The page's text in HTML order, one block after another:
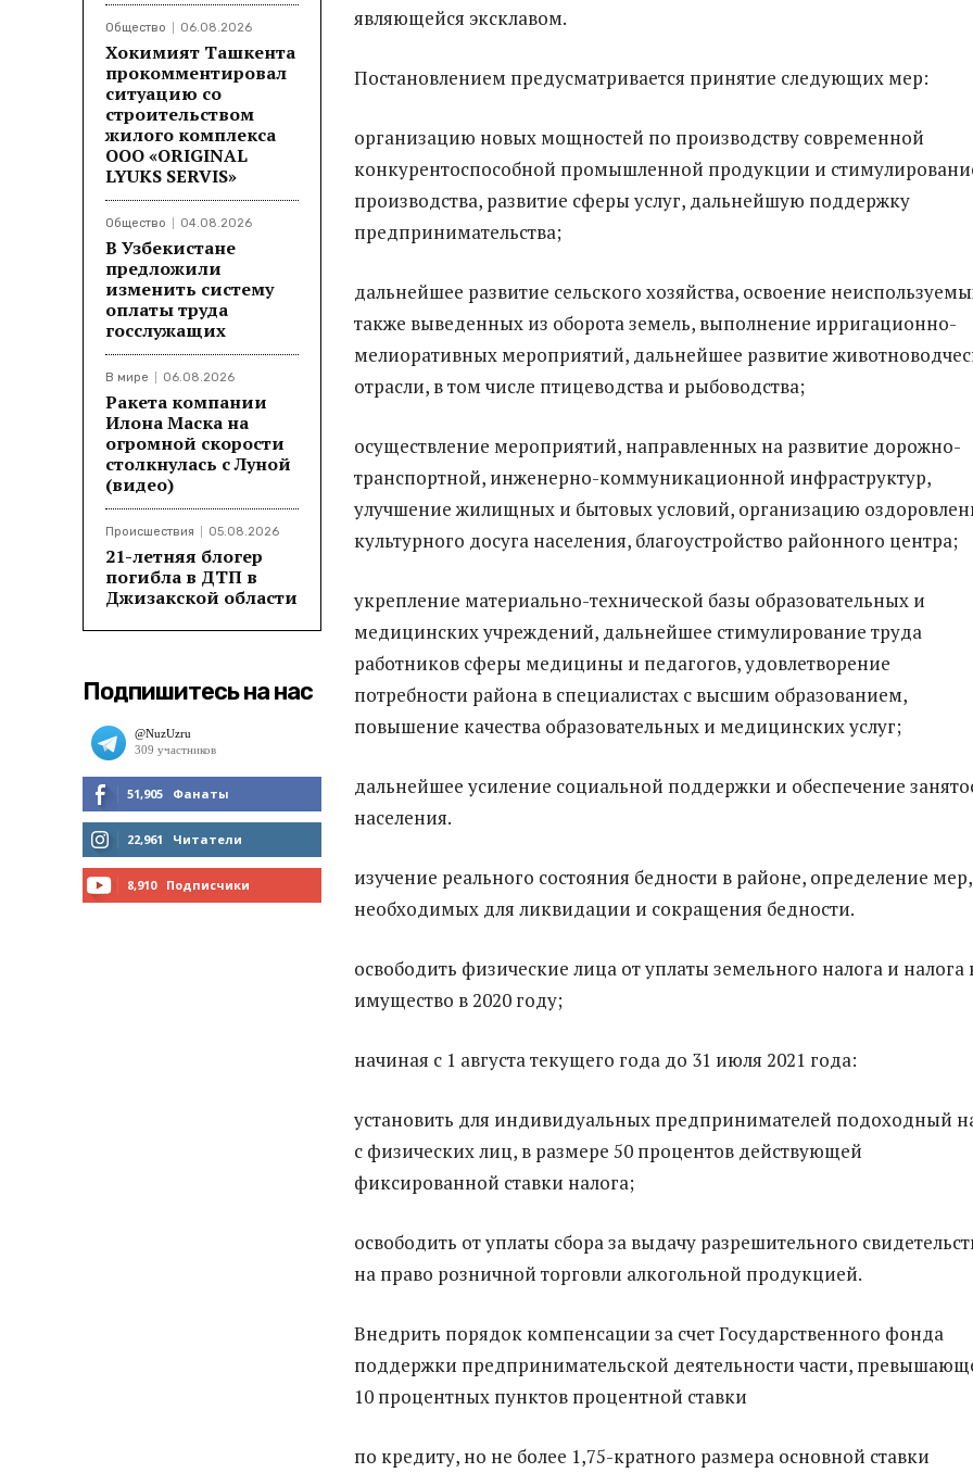
Общество 06.08.2026
Хокимият Ташкента
прокомментировал
ситуацию со
строительством
жилого комплекса
ООО «ORIGINAL
LYUKS SERVIS»
Общество 04.08.2026
В Узбекистане
предложили
изменить систему
оплаты труда
госслужащих
В мире 06.08.2026
Ракета компании
Илона Маска на
огромной скорости
столкнулась с Луной
(видео)
Происшествия 05.08.2026
21-летняя блогер
погибла в ДТП в
Джизакской области
Подпишитесь на нас
51,905 Фанаты
МНЕ НРАВИТСЯ
22,961 Читатели
8,910 Подписчики
являющейся эксклавом.
Постановлением предусматривается принятие следующих мер:
организацию новых мощностей по производству современной
конкурентоспособной промышленной продукции и
производства, развитие сферы услуг, дальнейшую поддержку
предпринимательства;
дальнейшее развитие сельского хозяйства, освоение
также выведенных из оборота земель, выполнение ирригационно-
мелиоративных мероприятий, дальнейшее развитие
отрасли, в том числе птицеводства и рыбоводства;
осуществление мероприятий, направленных на развитие дорожно-
транспортной, инженерно-коммуникационной инфраструктур,
улучшение жилищных и бытовых условий, организацию
культурного досуга населения, благоустройство районного центра;
укрепление материально-технической базы образовательных и
медицинских учреждений, дальнейшее стимулирование труда
работников сферы медицины и педагогов, удовлетворение
потребности района в специалистах с высшим образованием,
повышение качества образовательных и медицинских услуг;
дальнейшее усиление социальной поддержки и обеспечение
населения.
изучение реального состояния бедности в районе, определение мер,
необходимых для ликвидации и сокращения бедности.
освободить физические лица от уплаты земельного налога и налога
имущество в 2020 году;
начиная с 1 августа текущего года до 31 июля 2021 года:
установить для индивидуальных предпринимателей подоходный
с физических лиц, в размере 50 процентов действующей
фиксированной ставки налога;
освободить от уплаты сбора за выдачу разрешительного
на право розничной торговли алкогольной продукцией.
Внедрить порядок компенсации за счет Государственного фонда
поддержки предпринимательской деятельности части,
10 процентных пунктов процентной ставки
по кредиту, но не более 1,75-кратного размера основной ставки